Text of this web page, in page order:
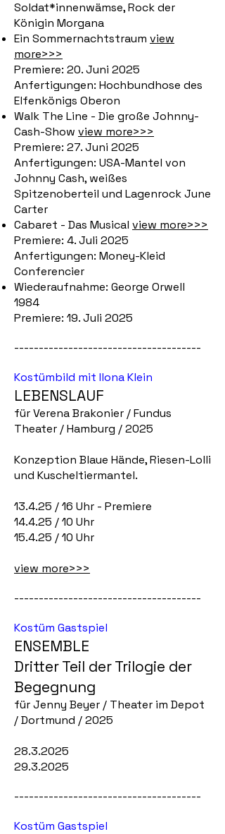
Soldat*innenwämse, Rock der
Königin Morgana
Ein Sommernachtstraum view
more>>>
Premiere: 20. Juni 2025
Anfertigungen: Hochbundhose des
Elfenkönigs Oberon
Walk The Line - Die große Johnny-
Cash-Show view more>>>
Premiere: 27. Juni 2025
Anfertigungen: USA-Mantel von
Johnny Cash, weißes
Spitzenoberteil und Lagenrock June
Carter
Cabaret - Das Musical view more>>>
Premiere: 4. Juli 2025
Anfertigungen: Money-Kleid
Conferencier
Wiederaufnahme: George Orwell
1984
Premiere: 19. Juli 2025​
--------------------------------------
Kostümbild mit Ilona Klein
LEBENSLAUF
für Verena Brakonier / Fundus
Theater / Hamburg / 2025
Konzeption Blaue Hände, ​Riesen-Lolli
und Kuscheltiermantel.
13.4.25 / 16 Uhr - Premiere
14.4.25 / 10 Uhr
15.4.25 / 10 Uhr
view more>>>
--------------------------------------
Kostüm Gastspiel
ENSEMBLE
Dritter Teil der Trilogie der
Begegnung
für Jenny Beyer / Theater im Depot
/ Dortmund / 2025
28.3.2025
29.3.2025
--------------------------------------
Kostüm Gastspiel